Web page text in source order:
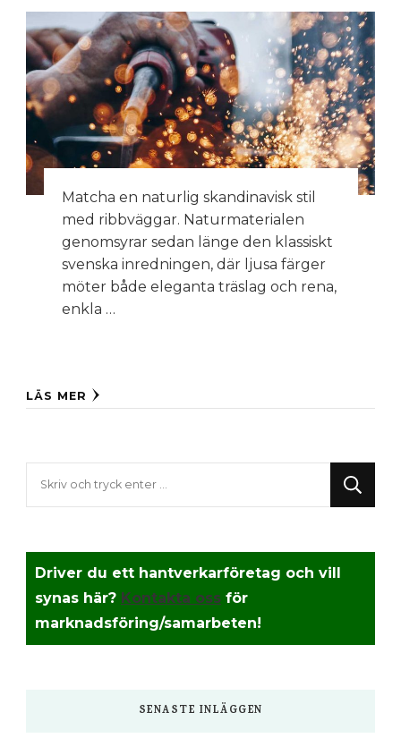
Matcha en naturlig skandinavisk stil
med ribbväggar. Naturmaterialen
genomsyrar sedan länge den klassiskt
svenska inredningen, där ljusa färger
möter både eleganta träslag och rena,
enkla …
LÄS MER
något?
Driver du ett hantverkarföretag och vill
synas här? Kontakta oss för
marknadsföring/samarbeten!
SENASTE INLÄGGEN